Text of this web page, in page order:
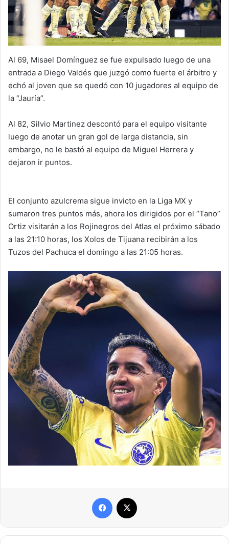
Al 69, Misael Domínguez se fue expulsado luego de una
entrada a Diego Valdés que juzgó como fuerte el árbitro y
echó al joven que se quedó con 10 jugadores al equipo de
la “Jauría”.
Al 82, Silvio Martinez descontó para el equipo visitante
luego de anotar un gran gol de larga distancia, sin
embargo, no le bastó al equipo de Miguel Herrera y
dejaron ir puntos.
El conjunto azulcrema sigue invicto en la Liga MX y
sumaron tres puntos más, ahora los dirigidos por el “Tano”
Ortiz visitarán a los Rojinegros del Atlas el próximo sábado
a las 21:10 horas, los Xolos de Tijuana recibirán a los
Tuzos del Pachuca el domingo a las 21:05 horas.
Facebook